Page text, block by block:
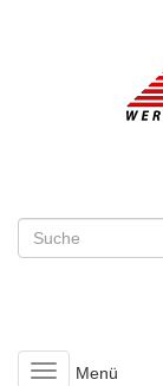
ToggleMenü